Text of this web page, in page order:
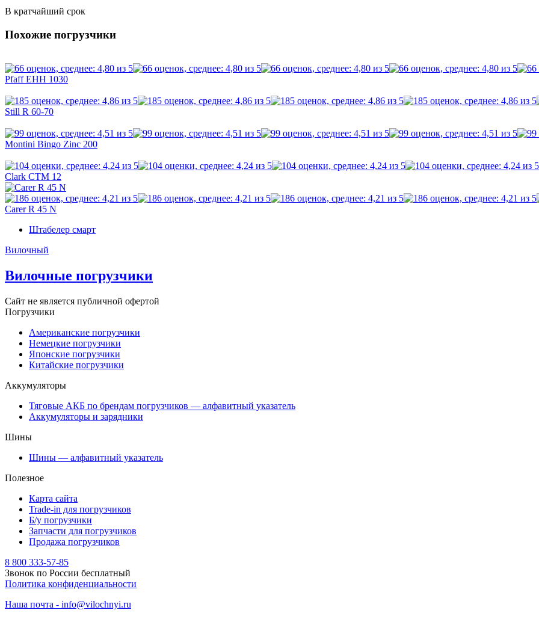
В кратчайший срок
Похожие погрузчики
Pfaff EHH 1030
Still R 60-70
Montini Bingo Zinc 200
Clark CTM 12
Carer R 45 N
Штабелер смарт
Вилочный
Вилочные погрузчики
Сайт не является публичной офертой
Погрузчики
Американские погрузчики
Немецкие погрузчики
Японские погрузчики
Китайские погрузчики
Аккумуляторы
Тяговые АКБ по брендам погрузчиков — алфавитный указатель
Аккумуляторы и зарядники
Шины
Шины — алфавитный указатель
Полезное
Карта сайта
Trade-in для погрузчиков
Б/у погрузчики
Запчасти для погрузчиков
Продажа погрузчиков
8 800 333-57-85
Звонок по России бесплатный
Политика конфиденциальности
Наша почта - info@vilochnyi.ru